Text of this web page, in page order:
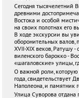
Сегодня тысячелетний
древними
Востока и особой
на своих полотнах его
В ходе экскурсии вы
оборонительных валов,
XVII-XIX веков, Ратушу -
виленского барокко -
«шагаловские» улицы,
О важной роли,
года, свидетельствует
Наполеона, и памятник
Улица Суворова отдана